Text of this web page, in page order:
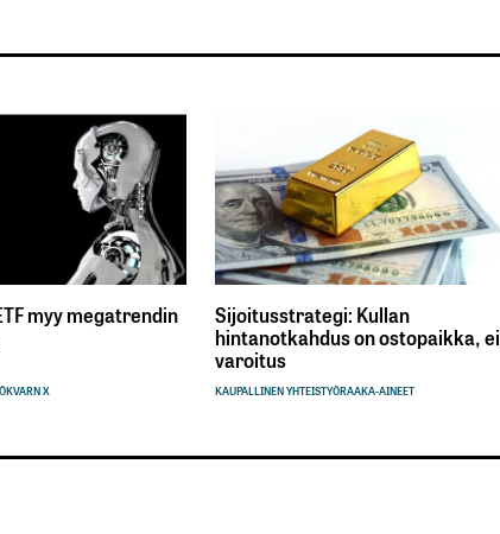
myy megatrendin
KVARN X
Sijoitusstrategi: Kullan
hintanotkahdus on ostopaikka, ei
varoitus
KAUPALLINEN YHTEISTYÖRAAKA-AINEET